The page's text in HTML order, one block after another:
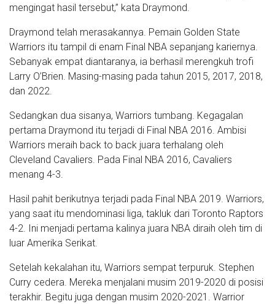
mengingat hasil tersebut,” kata Draymond.
Draymond telah merasakannya. Pemain Golden State
Warriors itu tampil di enam Final NBA sepanjang kariernya.
Sebanyak empat diantaranya, ia berhasil merengkuh trofi
Larry O’Brien. Masing-masing pada tahun 2015, 2017, 2018,
dan 2022.
Sedangkan dua sisanya, Warriors tumbang. Kegagalan
pertama Draymond itu terjadi di Final NBA 2016. Ambisi
Warriors meraih back to back juara terhalang oleh
Cleveland Cavaliers. Pada Final NBA 2016, Cavaliers
menang 4-3.
Hasil pahit berikutnya terjadi pada Final NBA 2019. Warriors,
yang saat itu mendominasi liga, takluk dari Toronto Raptors
4-2. Ini menjadi pertama kalinya juara NBA diraih oleh tim di
luar Amerika Serikat.
Setelah kekalahan itu, Warriors sempat terpuruk. Stephen
Curry cedera. Mereka menjalani musim 2019-2020 di posisi
terakhir. Begitu juga dengan musim 2020-2021. Warrior